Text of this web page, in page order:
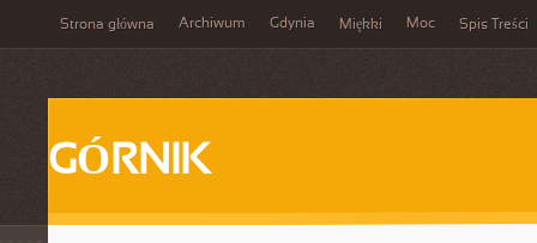
Strona główna Archiwum Gdynia Miękki Moc Spis Treści
GÓRNIK